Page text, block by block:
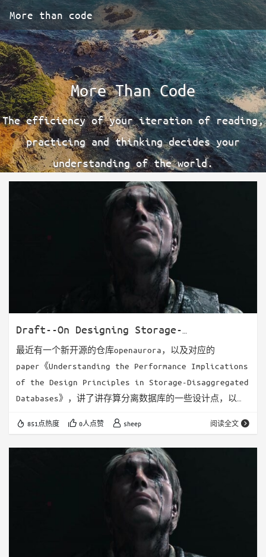
More than code
More Than Code
The efficiency of your iteration of reading,
practicing and thinking decides your
understanding of the world.
Draft--On Designing Storage-
Disaggregated Databases
最近有一个新开源的仓库openaurora，以及对应的
paper《Understanding the Performance Implications
of the Design Principles in Storage-Disaggregated
Databases》，讲了讲存算分离数据库的一些设计点，以及
发了一些思考，这里就简单提一些我个人认为存算分离数据
库的一些设计点吧。这里整体写的比较琐碎，可能后面会再
写一个更加体系化的文章，提高下阅读体验。 论文整体的…
851点热度 0人点赞 sheep 阅读全文